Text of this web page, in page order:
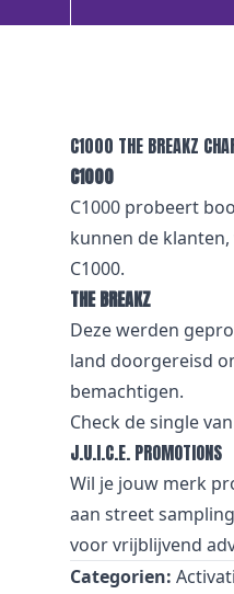
C1000 THE BREAKZ
C1000
C1000 probeert
kunnen de
C1000.
THE BREAKZ
Deze werden
land doorgereisd
bemachtigen.
Check de single
J.U.I.C.E. PROMOTIONS
Wil je jouw merk
aan street
voor vrijblijvend
Categorien: